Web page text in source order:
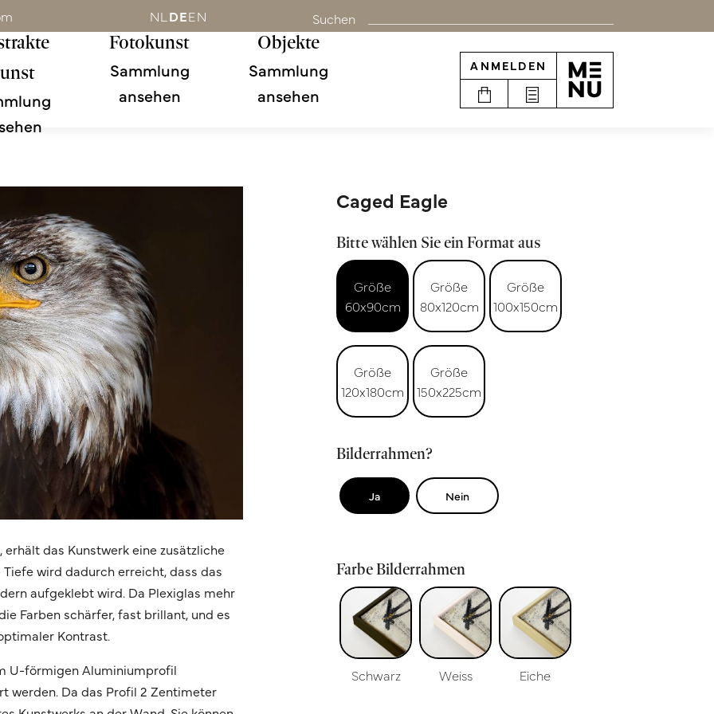
NL DEEN Suchen
Fotokunst
Sammlung
ansehen
Objekte
Sammlung
ansehen
ANMELDEN
das Kunstwerk eine zusätzliche
wird dadurch erreicht, dass das
aufgeklebt wird. Da Plexiglas mehr
Farben schärfer, fast brillant, und es
Kontrast.
U-förmigen Aluminiumprofil
werden. Da das Profil 2 Zentimeter
Caged Eagle
Bitte wählen Sie ein Format aus
Größe
60x90cm
Größe
80x120cm
Größe
100x150cm
Größe
120x180cm
Größe
150x225cm
Bilderrahmen?
Ja Nein
Farbe Bilderrahmen
Schwarz Weiss Eiche